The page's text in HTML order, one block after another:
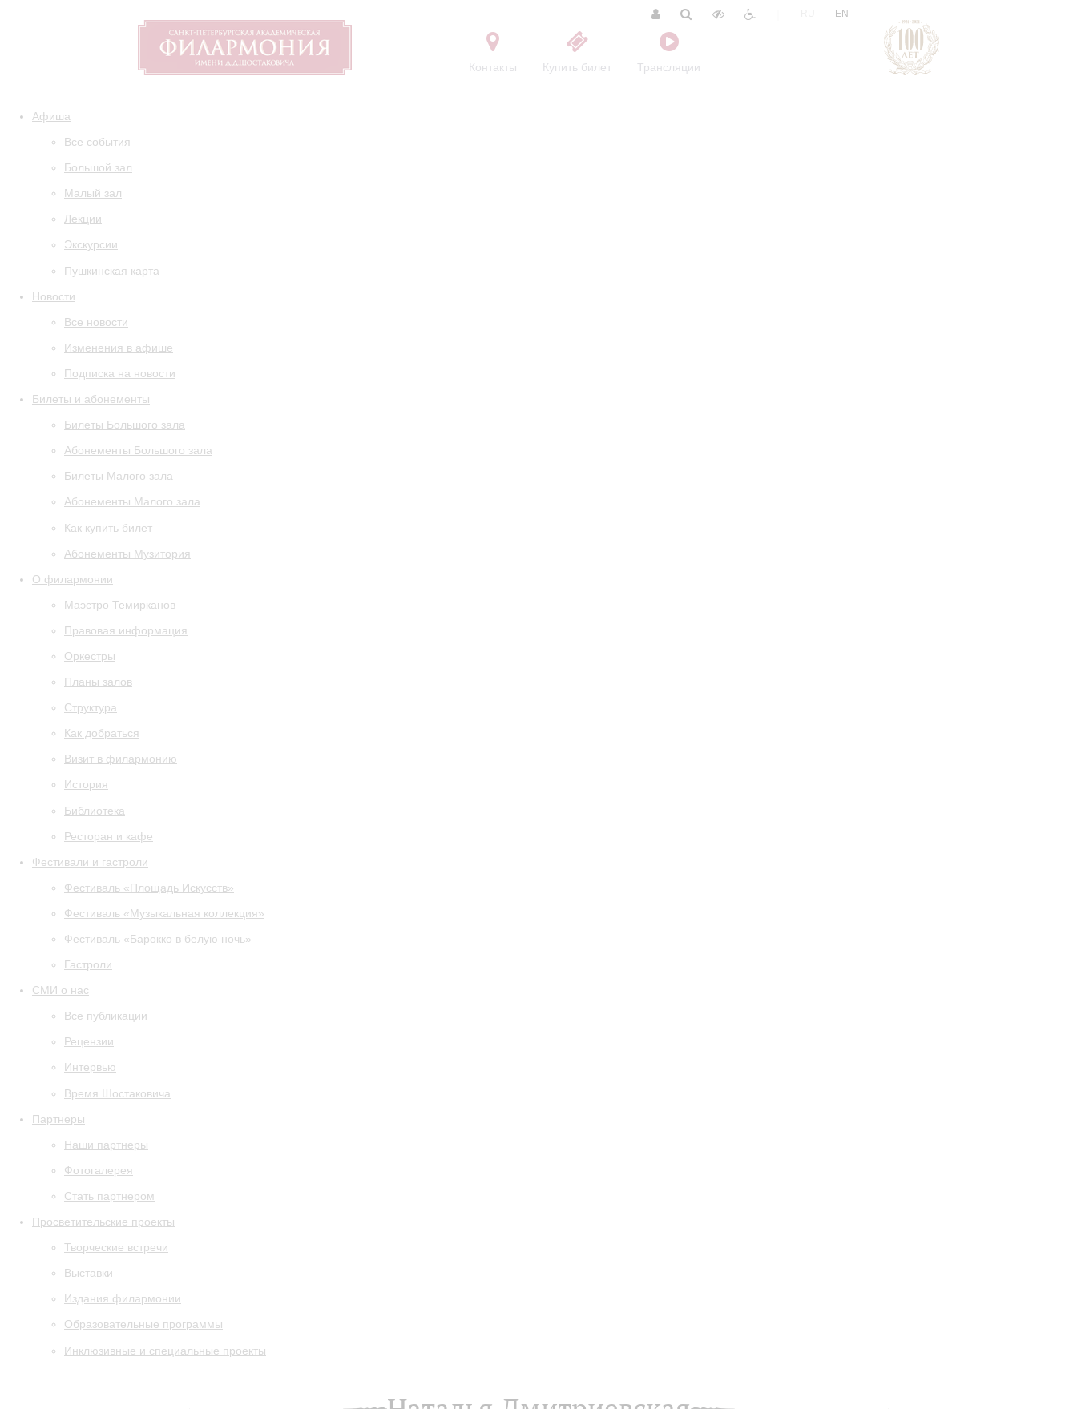
Контакты Купить билет Трансляции
EN
Афиша
Все события
Большой зал
Малый зал
Лекции
Экскурсии
Пушкинская карта
Новости
Все новости
Изменения в афише
Подписка на новости
Билеты и абонементы
Билеты Большого зала
Абонементы Большого зала
Билеты Малого зала
Абонементы Малого зала
Как купить билет
Абонементы Музитория
О филармонии
Маэстро Темирканов
Правовая информация
Оркестры
Планы залов
Структура
Как добраться
Визит в филармонию
История
Библиотека
Ресторан и кафе
Фестивали и гастроли
Фестиваль «Площадь Искусств»
Фестиваль «Музыкальная коллекция»
Фестиваль «Барокко в белую ночь»
Гастроли
СМИ о нас
Все публикации
Рецензии
Интервью
Время Шостаковича
Партнеры
Наши партнеры
Фотогалерея
Стать партнером
Просветительские проекты
Творческие встречи
Выставки
Издания филармонии
Образовательные программы
Инклюзивные и специальные проекты